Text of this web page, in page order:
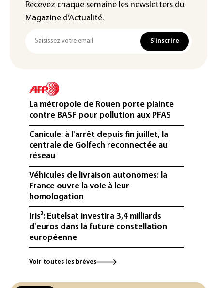
Recevez chaque semaine les newsletters du
Magazine d’Actualité.
S'inscrire
La métropole de Rouen porte plainte
contre BASF pour pollution aux PFAS
Canicule: à l'arrêt depuis fin juillet, la
centrale de Golfech reconnectée au
réseau
Véhicules de livraison autonomes: la
France ouvre la voie à leur
homologation
Iris³: Eutelsat investira 3,4 milliards
d'euros dans la future constellation
européenne
Le magazine VSD racheté par
Voir toutes les brèves